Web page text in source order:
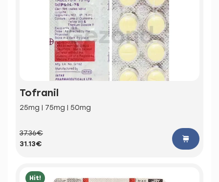
Tofranil
25mg | 75mg | 50mg
37.36€
31.13€
Hit!